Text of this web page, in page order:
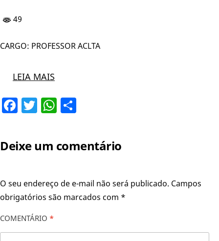
49
CARGO: PROFESSOR ACLTA
LEIA MAIS
Facebook
TwitterWhatsApp
Deixe um comentário
O seu endereço de e-mail não será publicado. Campos
obrigatórios são marcados com *
COMENTÁRIO *